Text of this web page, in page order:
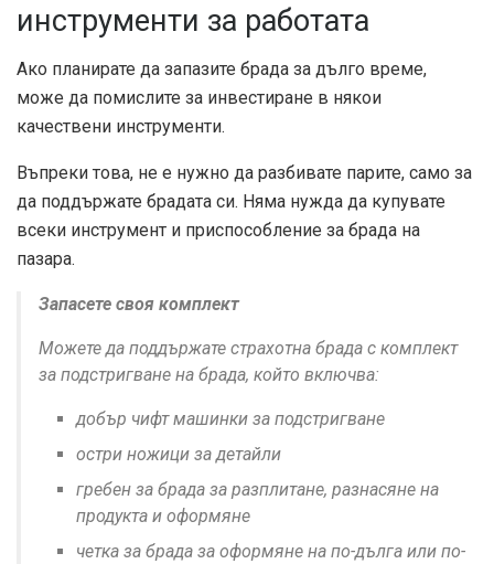
инструменти за работата
Ако планирате да запазите брада за дълго време,
може да помислите за инвестиране в някои
качествени инструменти.
Въпреки това, не е нужно да разбивате парите, само за
да поддържате брадата си. Няма нужда да купувате
всеки инструмент и приспособление за брада на
пазара.
Запасете своя комплект
Можете да поддържате страхотна брада с комплект
за подстригване на брада, който включва:
добър чифт машинки за подстригване
остри ножици за детайли
гребен за брада за разплитане, разнасяне на
продукта и оформяне
четка за брада за оформяне на по-дълга или по-